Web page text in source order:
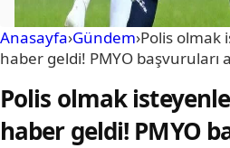
Anasayfa›Gündem›Polis olmak
haber geldi! PMYO başvuruları
Polis olmak
haber geldi! PMYO